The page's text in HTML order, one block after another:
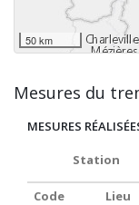
50 km
Mesures du
MESURES
Station
Code Lieu